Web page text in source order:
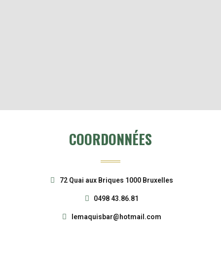
COORDONNÉES
72 Quai aux Briques 1000 Bruxelles
0498 43.86.81
lemaquisbar@hotmail.com